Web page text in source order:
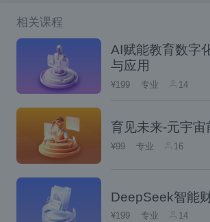
悦，而更愿意将其分享，使快乐成
赠人玫瑰，手留余香，分享不仅让
让自己感受到更深的满足与喜悦。
验，亲身体验在线教育的魅力，
程设计和演讲能力。慕课网代表
端架构师体系课、Jetpack全组
PP、安卓零基础入门、还有4小
航架构设计等多门课程。
相关课程
AI赋能教育数字
与应用
¥199 专业 14
育见未来-元宇宙
¥99 专业 16
DeepSeek智能
¥199 专业 14